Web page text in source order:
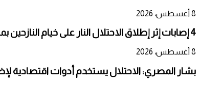
8 أغسطس، 2026
4 إصابات إثر إطلاق الاحتلال النار على خيام النازحين بمواصي خانيونس
8 أغسطس، 2026
بشار المصري: الاحتلال يستخدم أدوات اقتصادية